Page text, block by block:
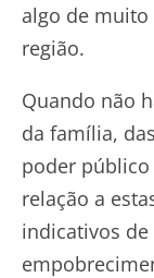
algo de muito
região.
Quando não
da família,
poder público
relação a
indicativos